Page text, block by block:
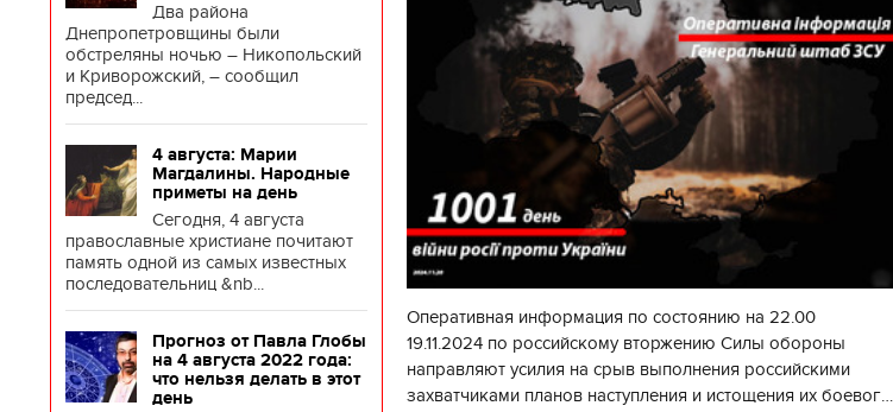
Два района
Днепропетровщины были
обстреляны ночью – Никопольский
и Криворожский, – сообщил
председ...
4 августа: Марии
Магдалины. Народные
приметы на день
Сегодня, 4 августа
православные христиане почитают
память одной из самых известных
последовательниц &nb...
Прогноз от Павла Глобы
на 4 августа 2022 года:
что нельзя делать в этот
день
Оперативная информация по состоянию на 22.00
19.11.2024 по российскому вторжению Силы обороны
направляют усилия на срыв выполнения российскими
захватчиками планов наступления и истощения их боевого